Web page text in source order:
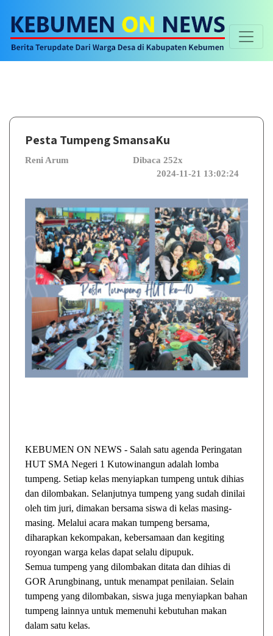
Pesta Tumpeng SmansaKu
Reni Arum
Dibaca 252x
2024-11-21 13:02:24
KEBUMEN ON NEWS - Salah satu agenda Peringatan
HUT SMA Negeri 1 Kutowinangun adalah lomba
tumpeng. Setiap kelas menyiapkan tumpeng untuk dihias
dan dilombakan. Selanjutnya tumpeng yang sudah dinilai
oleh tim juri, dimakan bersama siswa di kelas masing-
masing. Melalui acara makan tumpeng bersama,
diharapkan kekompakan, kebersamaan dan kegiting
royongan warga kelas dapat selalu dipupuk.
Semua tumpeng yang dilombakan ditata dan dihias di
GOR Arungbinang, untuk menampat penilaian. Selain
tumpeng yang dilombakan, siswa juga menyiapkan bahan
tumpeng lainnya untuk memenuhi kebutuhan makan
dalam satu kelas.